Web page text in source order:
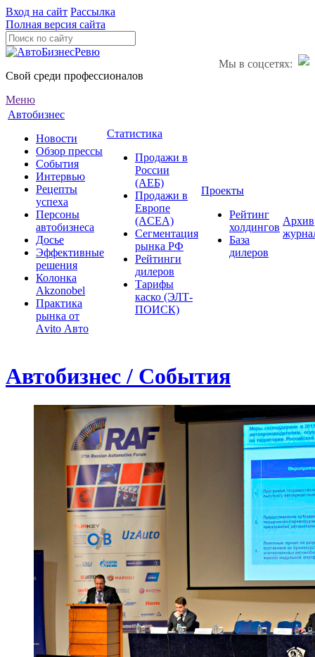
Вход на сайт Рассылка
Полная версия сайта
Мы в соцсетях:
Свой среди профессионалов
Меню
Автобизнес
Новости
Обзор прессы
События
Интервью
Рецепты
успеха
Персоны
автобизнеса
Досье
Эффективные
решения
Колонка
Akzonobel
Практика
рынка от
Аvito Авто
Статистика
Продажи в
России
(АЕБ)
Продажи в
Европе
(ACEA)
Сегментация
рынка РФ
Рейтинги
дилеров
Тарифы
каско (ЭЛТ-
ПОИСК)
Проекты
Рейтинг
холдингов
База
дилеров
Архив
Автобизнес / События